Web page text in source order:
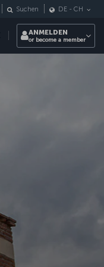
Suchen DE - CH
ANMELDEN
or become a member